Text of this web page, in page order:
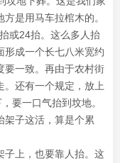
是用马车拉棺木的。
或24抬。这么多人抬
形成一个长七八米宽约
要一致。再由于农村街
。还有一个规定，放上
要一口气抬到坟地。
架子这活，算是个累
子上，也要靠人抬。这